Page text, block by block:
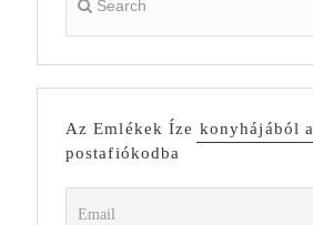
Az Emlékek Íze konyhájából a
postafiókodba